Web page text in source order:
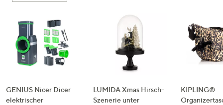
GENIUS Nicer Dicer
elektrischer
LUMIDA Xmas Hirsch-
Szenerie unter
KIPLING®